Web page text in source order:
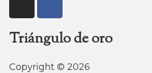
Triángulo de oro
Copyright © 2026